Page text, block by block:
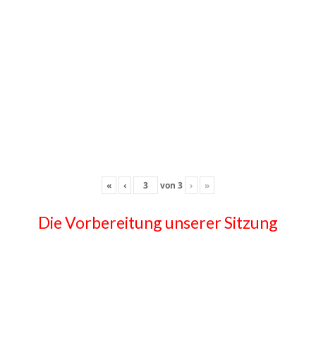
« ‹ von 3 › »
Die Vorbereitung unserer Sitzung